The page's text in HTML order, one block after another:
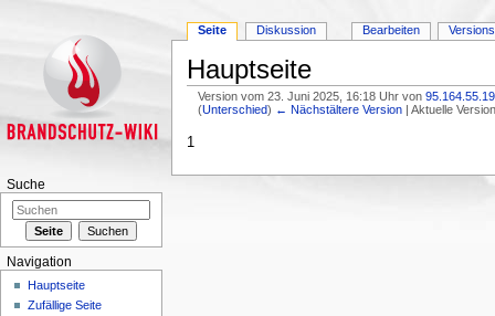
Hauptseite
Version vom 23. Juni 2025, 16:18 Uhr von
(Unterschied) ← Nächstältere Version | Aktuelle
1
Seite Diskussion Bearbeiten
Suche
Navigation
Hauptseite
Zufällige Seite